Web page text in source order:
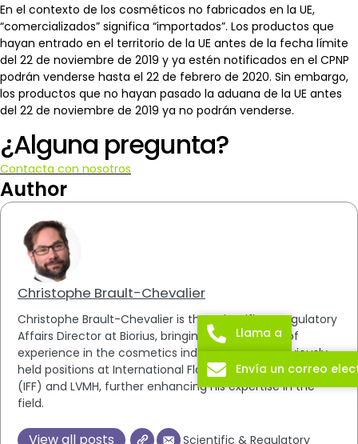
En el contexto de los cosméticos no fabricados en la UE,
“comercializados” significa “importados”. Los productos que
hayan entrado en el territorio de la UE antes de la fecha límite
del 22 de noviembre de 2019 y ya estén notificados en el CPNP
podrán venderse hasta el 22 de febrero de 2020. Sin embargo,
los productos que no hayan pasado la aduana de la UE antes
del 22 de noviembre de 2019 ya no podrán venderse.
¿Alguna pregunta?
Contacta con nosotros
Author
Christophe Brault-Chevalier
Christophe Brault-Chevalier is the Scientific & Regulatory
Affairs Director at Biorius, bringing over 20 years of
experience in the cosmetics industry. He has previously
held positions at International Flavors & Fragrances Inc.
(IFF) and LVMH, further enhancing his expertise in the
field.
View all posts
Scientific & Regulatory
Llama a
Envía un correo